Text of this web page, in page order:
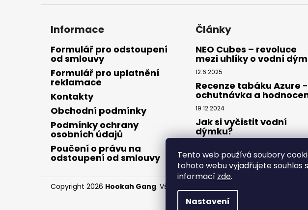
Tento web používá soubory
tohoto webu vyjadřujete souhlas
informací zde.
Nastavení
Informace
Formulář pro odstoupení
od smlouvy
Formulář pro uplatnění
reklamace
Kontakty
Obchodní podmínky
Podmínky ochrany
osobních údajů
Poučení o právu na
odstoupení od smlouvy
Články
NEO Cubes – revoluce
mezi uhlíky o vodní
12.6.2025
Recenze tabáku Azure -
ochutnávka a
19.12.2024
Jak si vyčistit vodní
dýmku?
Copyright 2026 Hookah Gang. Všechna práva vyhrazena.